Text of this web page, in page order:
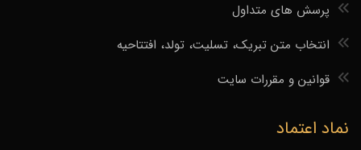
پرسش های متداول
انتخاب متن تبریک، تسلیت، تولد، افتتاحیه
قوانین و مقررات سایت
نماد اعتماد